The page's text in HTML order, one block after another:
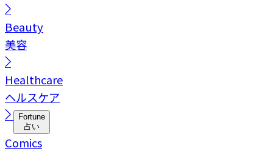
Beauty
美容
Healthcare
ヘルスケア
Fortune
占い
Comics